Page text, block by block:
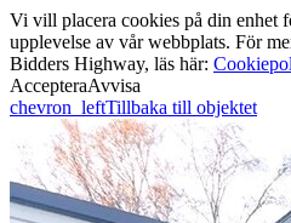
Vi vill placera cookies på din enhet
upplevelse av vår webbplats. För
Bidders Highway, läs här:
AccepteraAvvisa
chevron_leftTillbaka till objektet